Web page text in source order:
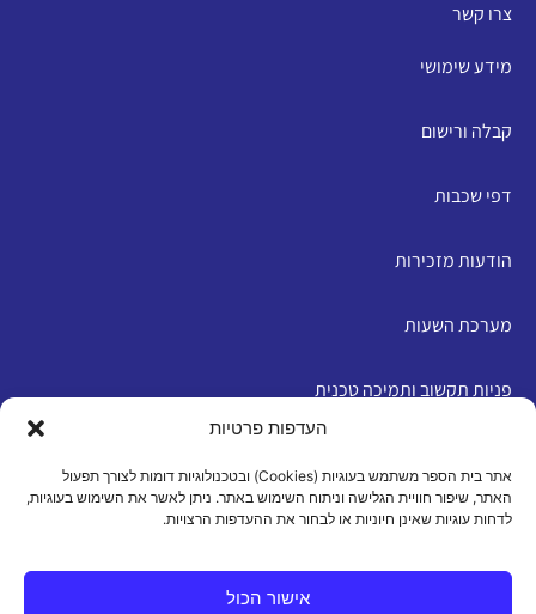
העדפות פרטיות
אתר בית הספר משתמש בעוגיות (Cookies) ובטכנולוגיות דומות לצורך תפעול
האתר, שיפור חוויית הגלישה וניתוח השימוש באתר. ניתן לאשר את השימוש בעוגיות,
לדחות עוגיות שאינן חיוניות או לבחור את ההעדפות הרצויות.
אישור הכול
צרו קשר
מידע שימושי
קבלה ורישום
דפי שכבות
הודעות מזכירות
מערכת השעות
פניות תקשוב ותמיכה טכנית
מדיניות פרטיות|תנאי שימוש|הצהרת נגישות|מדיניות
עוגיות